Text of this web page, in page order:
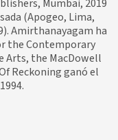
Mumbai, 2019
(Apogeo, Lima,
Amirthanayagam ha
the Contemporary
Arts, the MacDowell
Reckoning ganó el